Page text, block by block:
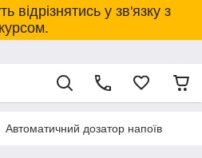
відрізнятись у зв'язку з
курсом.
Автоматичний дозатор напоїв